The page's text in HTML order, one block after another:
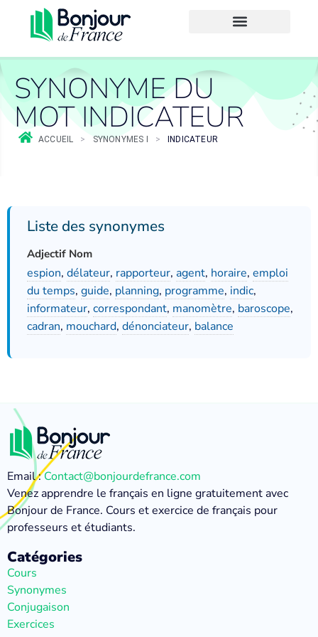
SYNONYME DU
MOT INDICATEUR
ACCUEIL > SYNONYMES I > INDICATEUR
Liste des synonymes
Adjectif Nom
espion, délateur, rapporteur, agent, horaire, emploi
du temps, guide, planning, programme, indic,
informateur, correspondant, manomètre, baroscope,
cadran, mouchard, dénonciateur, balance
Email :Contact@bonjourdefrance.com
Venez apprendre le français en ligne gratuitement avec
Bonjour de France. Cours et exercice de français pour
professeurs et étudiants.
Catégories
Cours
Synonymes
Conjugaison
Exercices